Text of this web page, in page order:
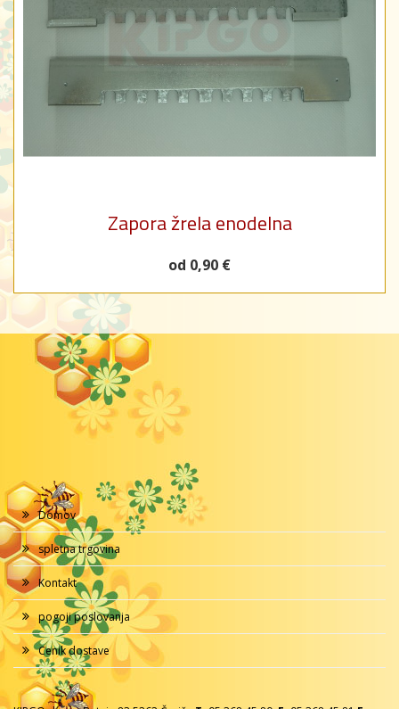
Zapora žrela enodelna
od 0,90 €
Domov
spletna trgovina
Kontakt
pogoji poslovanja
Cenik dostave